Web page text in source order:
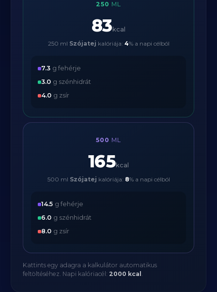
250 ML
83 kcal
250 ml Szójatej kalóriája: 4% a napi célból
7.3 g fehérje
3.0 g szénhidrát
4.0 g zsír
500 ML
165kcal
500 ml Szójatej kalóriája: 8% a napi célból
14.5 g fehérje
6.0 g szénhidrát
8.0 g zsír
Kattints egy adagra a kalkulátor automatikus
feltöltéséhez. Napi kalóriacél: 2000 kcal .